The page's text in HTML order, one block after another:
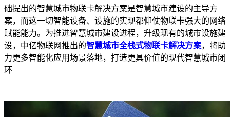
础提出的智慧城市物联卡解决方案是智慧城市建设的主导方
案，而这一切智能设备、设施的实现都仰仗物联卡强大的网络
赋能能力。为推进智慧城市建设进程，升级现有的城市设施建
设，中亿物联网推出的智慧城市全栈式物联卡解决方案，将助
力更多智能化应用场景落地，打造更具价值的现代智慧城市闭
环